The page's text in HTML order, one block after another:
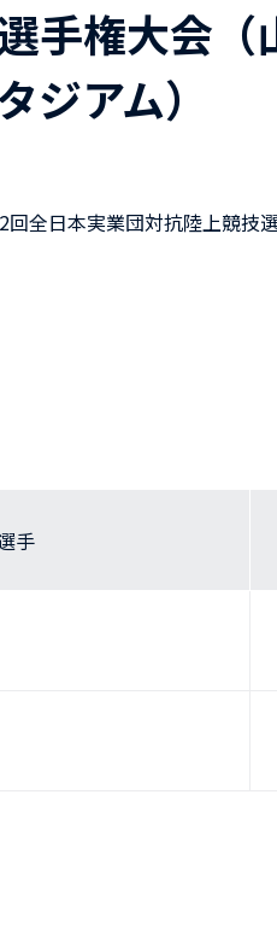
手権大会（
ジアム）
全日本実業団対抗陸上競技
手